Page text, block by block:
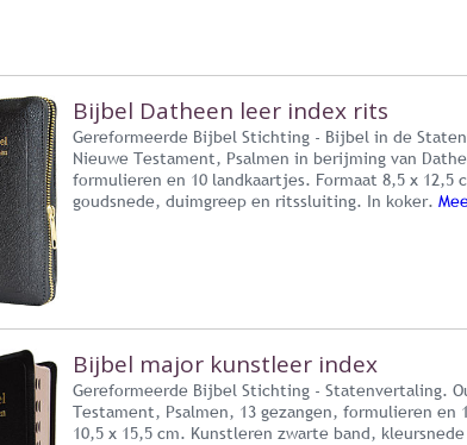
Bijbel Datheen leer index rits
Gereformeerde Bijbel Stichting - Bijbel in de
Nieuwe Testament, Psalmen in berijming van
formulieren en 10 landkaartjes. Formaat 8,5 x 12,5
goudsnede, duimgreep en ritssluiting. In koker.
Bijbel major kunstleer index
Gereformeerde Bijbel Stichting - Statenvertaling.
Testament, Psalmen, 13 gezangen, formulieren en
10,5 x 15,5 cm. Kunstleren zwarte band,